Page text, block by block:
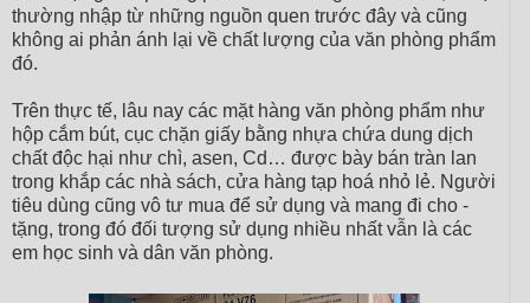
thường nhập từ những nguồn quen trước đây và cũng
không ai phản ánh lại về chất lượng của văn phòng phẩm
đó.
Trên thực tế, lâu nay các mặt hàng văn phòng phẩm như
hộp cắm bút, cục chặn giấy bằng nhựa chứa dung dịch
chất độc hại như chì, asen, Cd… được bày bán tràn lan
trong khắp các nhà sách, cửa hàng tạp hoá nhỏ lẻ. Người
tiêu dùng cũng vô tư mua để sử dụng và mang đi cho -
tặng, trong đó đối tượng sử dụng nhiều nhất vẫn là các
em học sinh và dân văn phòng.